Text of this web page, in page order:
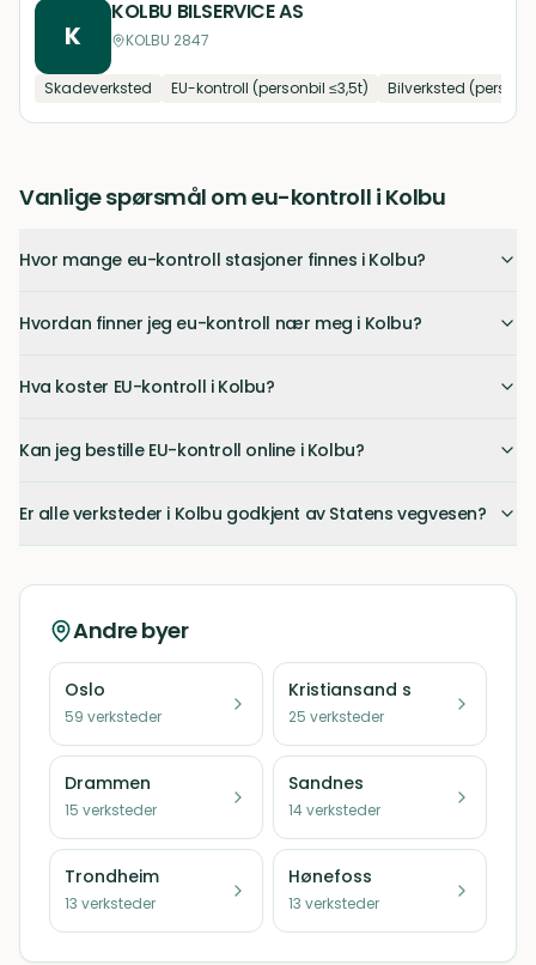
K
KOLBU BILSERVICE AS
KOLBU 2847
Skadeverksted EU-kontroll (personbil ≤3,5t) Bilverksted
Vanlige spørsmål om eu-kontroll i Kolbu
Hvor mange eu-kontroll stasjoner finnes i Kolbu?
Hvordan finner jeg eu-kontroll nær meg i Kolbu?
Hva koster EU-kontroll i Kolbu?
Kan jeg bestille EU-kontroll online i Kolbu?
Er alle verksteder i Kolbu godkjent av Statens vegvesen?
Andre byer
Oslo
59 verksteder
Kristiansand s
25 verksteder
Drammen
15 verksteder
Sandnes
14verksteder
Trondheim
13 verksteder
Hønefoss
13 verksteder